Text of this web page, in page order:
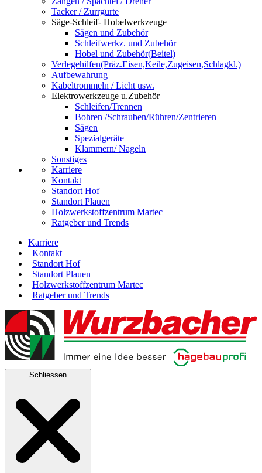
Tacker / Zurrgurte
Säge-Schleif- Hobelwerkzeuge
Sägen und Zubehör
Schleifwerkz. und Zubehör
Hobel und Zubehör(Beitel)
Verlegehilfen(Präz.Eisen,Keile,Zugeisen,Schlagkl.)
Aufbewahrung
Kabeltrommeln / Licht usw.
Elektrowerkzeuge u.Zubehör
Schleifen/Trennen
Bohren /Schrauben/Rühren/Zentrieren
Sägen
Spezialgeräte
Klammern/ Nageln
Sonstiges
Karriere
Kontakt
Standort Hof
Standort Plauen
Holzwerkstoffzentrum Martec
Ratgeber und Trends
Karriere
| Kontakt
| Standort Hof
| Standort Plauen
| Holzwerkstoffzentrum Martec
| Ratgeber und Trends
Schliessen